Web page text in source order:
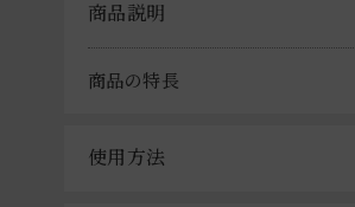
商品説明
商品の特長
使用方法